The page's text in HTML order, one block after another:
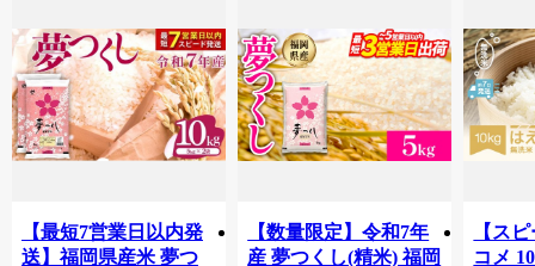
【最短7営業日以内発
送】福岡県産米 夢つ
【数量限定】令和7年
産 夢つくし(精米) 福岡
【ス
コメ